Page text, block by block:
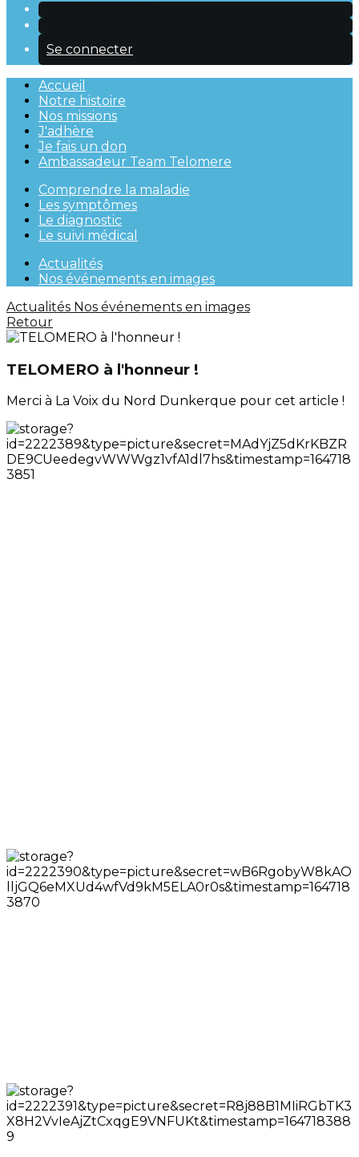
Se connecter
Accueil
Notre histoire
Nos missions
J'adhère
Je fais un don
Ambassadeur Team Telomere
Comprendre la maladie
Les symptômes
Le diagnostic
Le suivi médical
Actualités
Nos événements en images
Actualités Nos événements en images
Retour
TELOMERO à l'honneur !
Merci à La Voix du Nord Dunkerque pour cet article !